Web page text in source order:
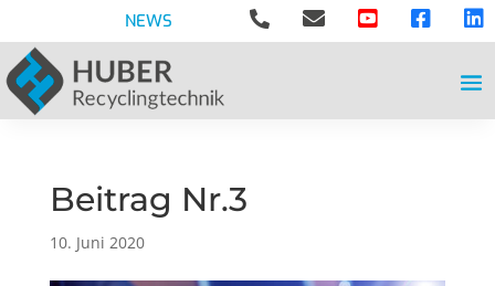
NEWS     
Beitrag Nr.3
10. Juni 2020